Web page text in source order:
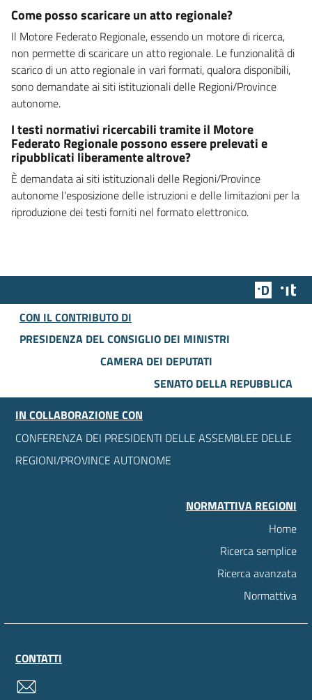
Come posso scaricare un atto regionale?
Il Motore Federato Regionale, essendo un motore di ricerca,
non permette di scaricare un atto regionale. Le funzionalità di
scarico di un atto regionale in vari formati, qualora disponibili,
sono demandate ai siti istituzionali delle Regioni/Province
autonome.
I testi normativi ricercabili tramite il Motore
Federato Regionale possono essere prelevati e
ripubblicati liberamente altrove?
È demandata ai siti istituzionali delle Regioni/Province
autonome l'esposizione delle istruzioni e delle limitazioni per la
riproduzione dei testi forniti nel formato elettronico.
Team
CON IL CONTRIBUTO DI
PRESIDENZA DEL CONSIGLIO DEI MINISTRI
CAMERA DEI DEPUTATI
SENATO DELLA REPUBBLICA
IN COLLABORAZIONE CON
CONFERENZA DEI PRESIDENTI DELLE ASSEMBLEE DELLE
REGIONI/PROVINCE AUTONOME
NORMATTIVA REGIONI
Home
Ricerca semplice
Ricerca avanzata
Normattiva
CONTATTI